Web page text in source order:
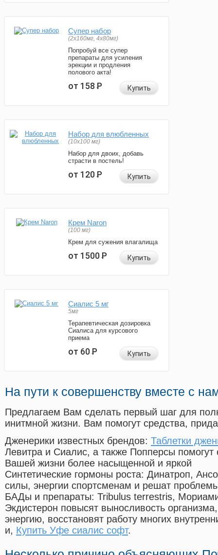
Супер набор
(2х160мг, 4х80мг)
Попробуй все супер
препараты для усиления
эрекции и продления
полового акта!
от 158Р Купить
Набор для влюбленных
(10х100 мг)
Набор для двоих, добавь
страсти в постель!
от 120Р Купить
Крем Naron
(100 мг)
Крем для сужения влагалища
от 1500Р Купить
Сиалис 5 мг
5мг
Терапевтическая дозировка
Сиалиса для курсового
приема
от 60Р Купить
На пути к совершенству вместе с
Предлагаем Вам сделать первый шаг для
инитмной жизни. Вам помогут средства,
Дженерики известных брендов: Таблетки
Левитра и Сиалис, а также Попперсы помогут
Вашей жизни более насыщенной и яркой
Синтетические гормоны роста: Динатроп,
силы, энергии спортсменам и решат
БАДы и препараты: Tribulus terrestris,
Экдистерон повысят выносливость
энергию, восстановят работу многих
и, Купить Уфе сиалис софт.